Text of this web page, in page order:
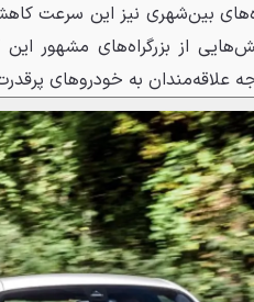
بین‌شهری نیز این سرعت
از بزرگراه‌های
علاقه‌مندان به خودروهای